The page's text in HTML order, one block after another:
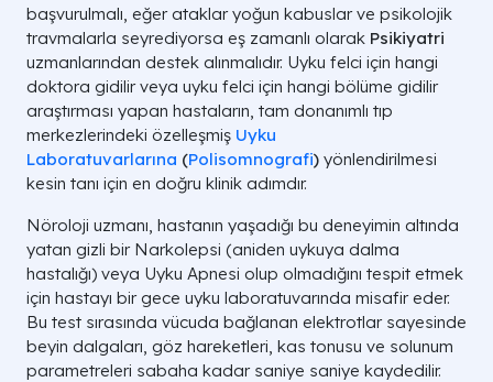
başvurulmalı, eğer ataklar yoğun kabuslar ve psikolojik
travmalarla seyrediyorsa eş zamanlı olarak Psikiyatri
uzmanlarından destek alınmalıdır. Uyku felci için hangi
doktora gidilir veya uyku felci için hangi bölüme gidilir
araştırması yapan hastaların, tam donanımlı tıp
merkezlerindeki özelleşmiş Uyku
Laboratuvarlarına (Polisomnografi) yönlendirilmesi
kesin tanı için en doğru klinik adımdır.
Nöroloji uzmanı, hastanın yaşadığı bu deneyimin altında
yatan gizli bir Narkolepsi (aniden uykuya dalma
hastalığı) veya Uyku Apnesi olup olmadığını tespit etmek
için hastayı bir gece uyku laboratuvarında misafir eder.
Bu test sırasında vücuda bağlanan elektrotlar sayesinde
beyin dalgaları, göz hareketleri, kas tonusu ve solunum
parametreleri sabaha kadar saniye saniye kaydedilir.